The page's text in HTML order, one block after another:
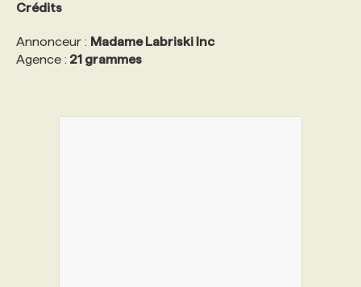
Crédits
Annonceur : Madame Labriski Inc
Agence : 21 grammes